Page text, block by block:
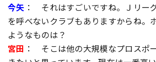
今矢 ： それはすごいですね。Ｊリー
を呼べないクラブもありますからね。
ようなものは？
宮田 ： そこは他の大規模なプロスポ